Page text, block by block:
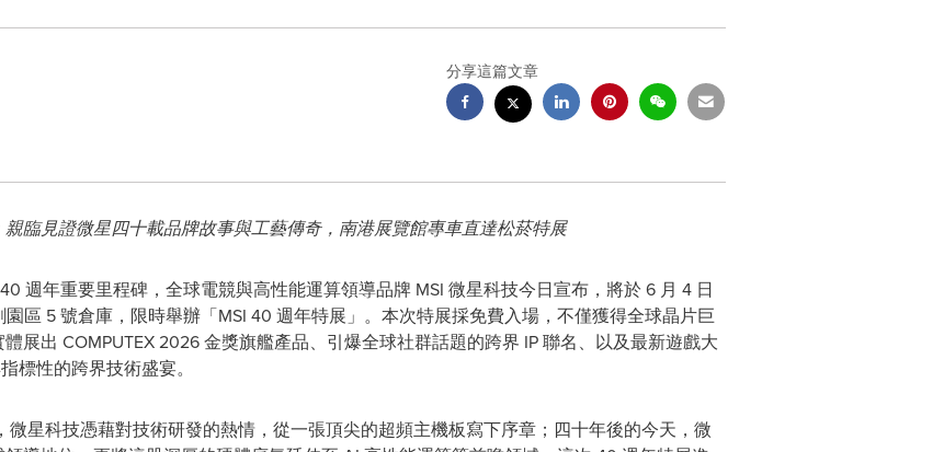
分享這篇文章
臨見證微星四十載品牌故事與工藝傳奇，南港展覽館專車直達松菸特展
週年重要里程碑，全球電競與高性能運算領導品牌 MSI 微星科技今日宣布，將於 6 月 4 日
園區 5 號倉庫，限時舉辦「MSI 40 週年特展」。本次特展採免費入場，不僅獲得全球晶片巨
展出 COMPUTEX 2026 金獎旗艦產品、引爆全球社群話題的跨界 IP 聯名、以及最新遊戲大
標性的跨界技術盛宴。
星科技憑藉對技術研發的熱情，從一張頂尖的超頻主機板寫下序章；四十年後的今天，微